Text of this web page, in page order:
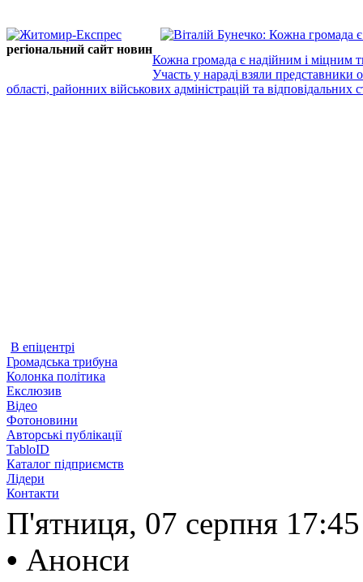
регіональний сайт новин
Кожна громада є надійним і міцним
Участь у нараді взяли представники
області, районних військових адміністрацій та відповідальних
В епіцентрі
Громадська трибуна
Колонка політика
Екслюзив
Відео
Фотоновини
Авторські публікації
TabloID
Каталог підприємств
Лідери
Контакти
П'ятниця, 07 серпня 17:45
• Анонси